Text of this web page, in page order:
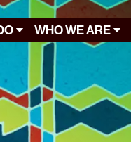
WHO WE ARE